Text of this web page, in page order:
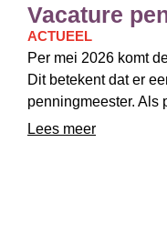
ACTUEEL
Vacature
Per mei 2026 komt
Dit betekent dat er
penningmeester. Als
Lees meer